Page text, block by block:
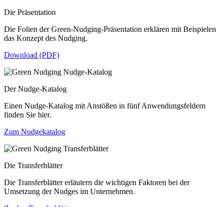
Die Präsentation
Die Folien der Green-Nudging-Präsentation erklären mit Beispielen
das Konzept des Nudging.
Download (PDF)
Der Nudge-Katalog
Einen Nudge-Katalog mit Anstößen in fünf Anwendungsfeldern
finden Sie hier.
Zum Nudgekatalog
Die Transferblätter
Die Transferblätter erläutern die wichtigen Faktoren bei der
Umsetzung der Nudges im Unternehmen.